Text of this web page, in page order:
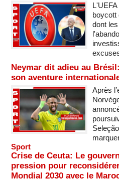
boycott
dont
Neymar dit adieu au
son aventure
Après
Sport
Crise de Ceuta: Le
pression pour
Mondial 2030 avec le